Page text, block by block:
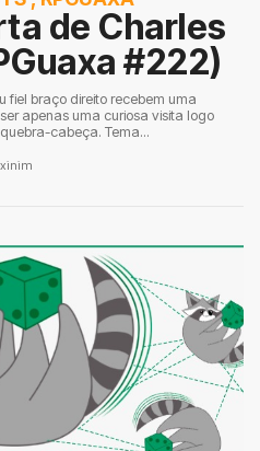
de Charles
#222)
fiel braço direito recebem uma
apenas uma curiosa visita logo
cabeça. Tema...